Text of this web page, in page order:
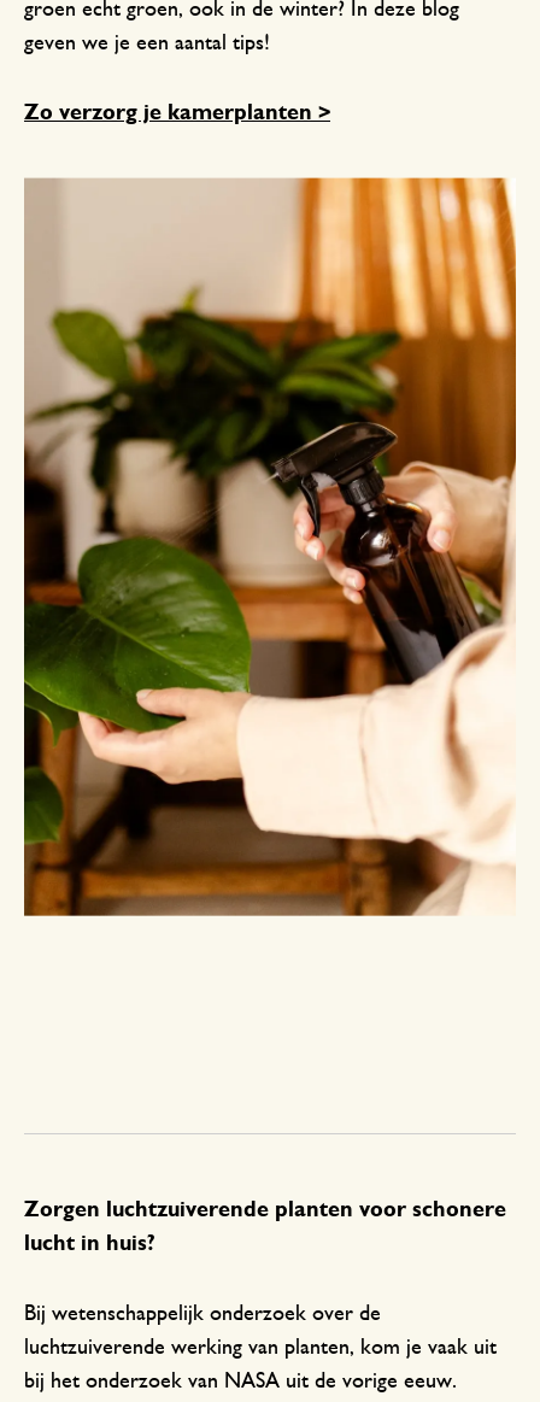
groen echt groen, ook in de winter? In deze blog
geven we je een aantal tips!
Zo verzorg je kamerplanten >
Zorgen luchtzuiverende planten voor schonere
lucht in huis?
Bij wetenschappelijk onderzoek over de
luchtzuiverende werking van planten, kom je vaak uit
bij het onderzoek van NASA uit de vorige eeuw.